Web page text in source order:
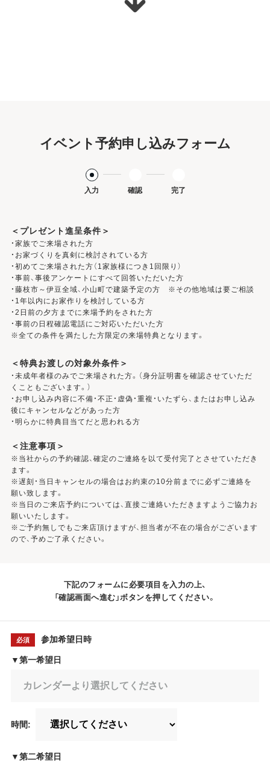
イベント予約申し込みフォーム
入力 確認 完了
＜プレゼント進呈条件＞
・家族でご来場された方
・お家づくりを真剣に検討されている方
・初めてご来場された方（1家族様につき1回限り）
・事前、事後アンケートにすべて回答いただいた方
・藤枝市～伊豆全域、小山町で建築予定の方 ※その他地域は要ご相談
・1年以内にお家作りを検討している方
・2日前の夕方までに来場予約をされた方
・事前の日程確認電話にご対応いただいた方
※全ての条件を満たした方限定の来場特典となります。
＜特典お渡しの対象外条件＞
・未成年者様のみでご来場された方。（身分証明書を確認させていただ
くこともございます。）
・お申し込み内容に不備・不正・虚偽・重複・いたずら、またはお申し込み
後にキャンセルなどがあった方
・明らかに特典目当てだと思われる方
＜注意事項＞
※当社からの予約確認、確定のご連絡を以て受付完了とさせていただき
ます。
※遅刻・当日キャンセルの場合はお約束の10分前までに必ずご連絡を
願い致します。
※当日のご来店予約については、直接ご連絡いただきますようご協力お
願いいたします。
※ご予約無しでもご来店頂けますが、担当者が不在の場合がございます
ので、予めご了承ください。
下記のフォームに必要項目を入力の上、
「確認画面へ進む」ボタンを押してください。
必須 参加希望日時
▼第一希望日
時間:
▼第二希望日